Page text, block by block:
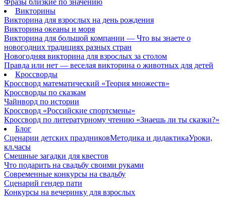
Фразы близкие по значению
Викторины
Викторина для взрослых на день рождения
Викторина океаны и моря
Викторина для большой компании — Что вы знаете о
новогодних традициях разных стран
Новогодняя викторина для взрослых за столом
Правда или нет — веселая викторина о животных для детей
Кроссворды
Кроссворд математический «Теория множеств»
Кроссворды по сказкам
Чайнворд по истории
Кроссворд «Российские спортсмены»
Кроссворд по литературному чтению «Знаешь ли ты сказки?»
Блог
Сценарии детских праздниковМетодика и дидактикаУроки,
кл.часы
Смешные загадки для квестов
Что подарить на свадьбу своими руками
Современные конкурсы на свадьбу
Сценарий гендер пати
Конкурсы на вечеринку для взрослых